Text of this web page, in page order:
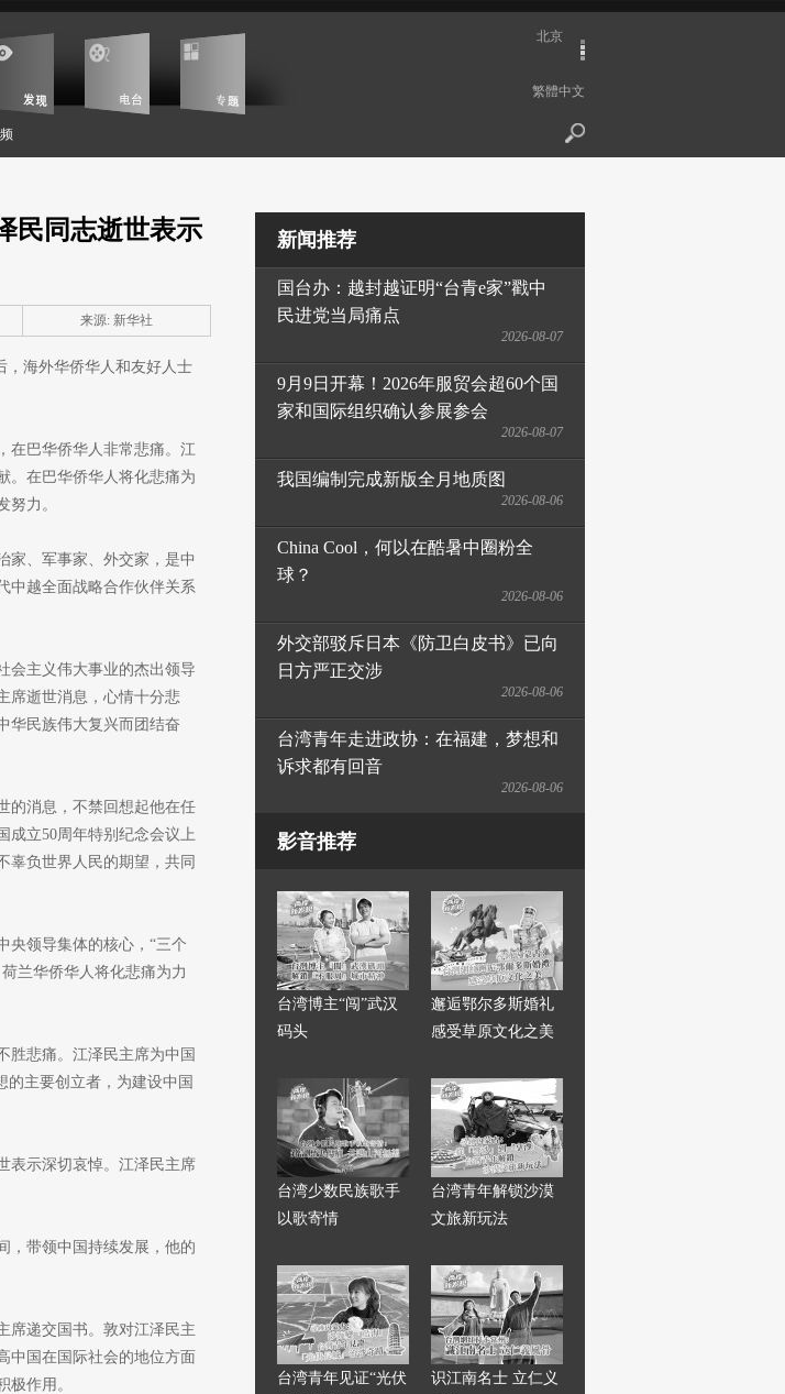
北京
繁體中文
民同志逝世表示
来源: 新华社
，海外华侨华人和友好人士
在巴华侨华人非常悲痛。江
。在巴华侨华人将化悲痛为
努力。
家、军事家、外交家，是中
中越全面战略合作伙伴关系
会主义伟大事业的杰出领导
席逝世消息，心情十分悲
华民族伟大复兴而团结奋
的消息，不禁回想起他在任
成立50周年特别纪念会议上
辜负世界人民的期望，共同
央领导集体的核心，“三个
兰华侨华人将化悲痛为力
胜悲痛。江泽民主席为中国
的主要创立者，为建设中国
表示深切哀悼。江泽民主席
，带领中国持续发展，他的
席递交国书。敦对江泽民主
中国在国际社会的地位方面
极作用。
新闻推荐
国台办：越封越证明“台青e家”戳中
民进党当局痛点
2026-08-07
9月9日开幕！2026年服贸会超60个国
家和国际组织确认参展参会
2026-08-07
我国编制完成新版全月地质图
2026-08-06
China Cool，何以在酷暑中圈粉全
球？
2026-08-06
外交部驳斥日本《防卫白皮书》已向
日方严正交涉
2026-08-06
台湾青年走进政协：在福建，梦想和
诉求都有回音
2026-08-06
影音推荐
台湾博主“闯”武汉
码头
邂逅鄂尔多斯婚礼
感受草原文化之美
台湾少数民族歌手
以歌寄情
台湾青年解锁沙漠
文旅新玩法
台湾青年见证“光伏
识江南名士 立仁义